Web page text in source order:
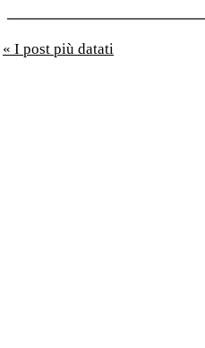
« I post più datati